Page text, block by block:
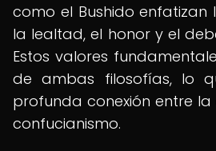
como el Bushido
la lealtad, el honor y el
Estos valores
de ambas filosofías, lo
profunda conexión entre
confucianismo.